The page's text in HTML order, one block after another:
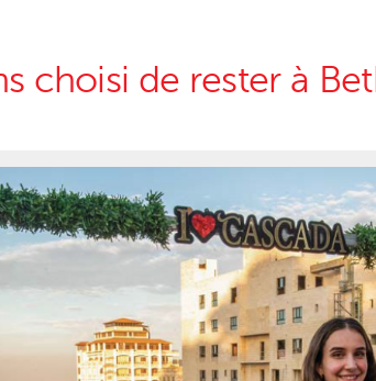
choisi de rester à